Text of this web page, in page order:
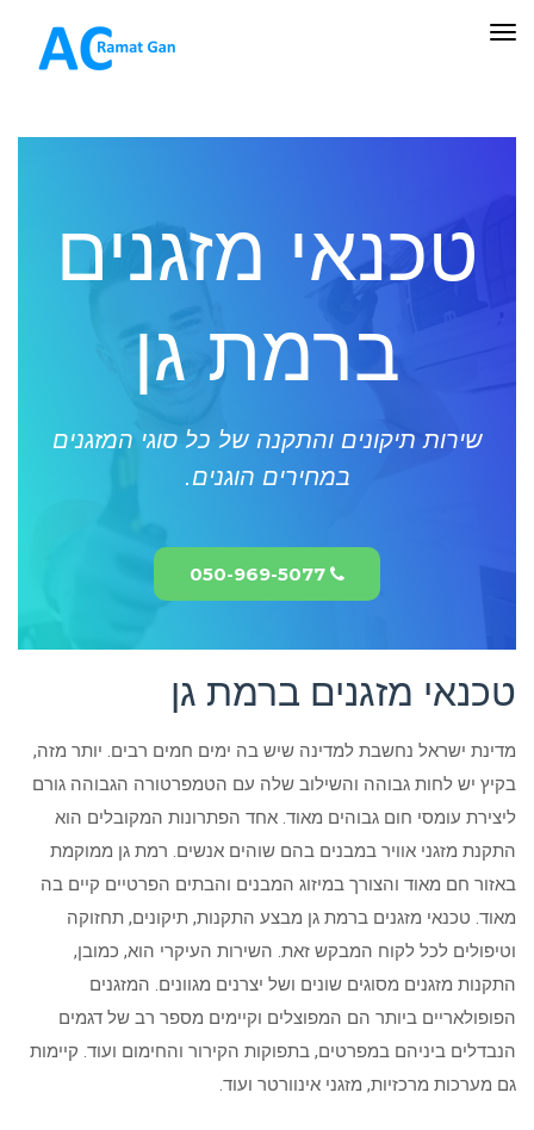
תפריט
טכנאי מזגנים
ברמת גן
שירות תיקונים והתקנה של כל סוגי המזגנים
במחירים הוגנים.
050-969-5077
טכנאי מזגנים ברמת גן
מדינת ישראל נחשבת למדינה שיש בה ימים חמים רבים. יותר מזה,
בקיץ יש לחות גבוהה והשילוב שלה עם הטמפרטורה הגבוהה גורם
ליצירת עומסי חום גבוהים מאוד. אחד הפתרונות המקובלים הוא
התקנת מזגני אוויר במבנים בהם שוהים אנשים. רמת גן ממוקמת
באזור חם מאוד והצורך במיזוג המבנים והבתים הפרטיים קיים בה
מאוד. טכנאי מזגנים ברמת גן מבצע התקנות, תיקונים, תחזוקה
וטיפולים לכל לקוח המבקש זאת. השירות העיקרי הוא, כמובן,
התקנות מזגנים מסוגים שונים ושל יצרנים מגוונים. המזגנים
הפופולאריים ביותר הם המפוצלים וקיימים מספר רב של דגמים
הנבדלים ביניהם במפרטים, בתפוקות הקירור והחימום ועוד. קיימות
גם מערכות מרכזיות, מזגני אינוורטר ועוד.